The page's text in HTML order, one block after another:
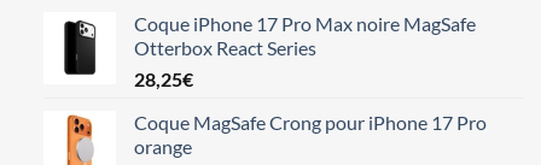
Coque iPhone 17 Pro Max noire MagSafe
Otterbox React Series
28,25€
Coque MagSafe Crong pour iPhone 17 Pro
orange